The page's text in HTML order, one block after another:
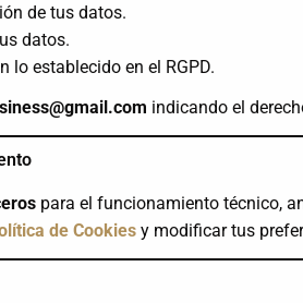
de tus datos.
datos.
lo establecido en el RGPD.
indicando el
para el funcionamiento técnico,
de Cookies y modificar tus